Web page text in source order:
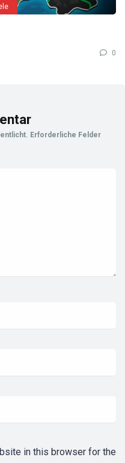
0
Erforderliche Felder
in this browser for the